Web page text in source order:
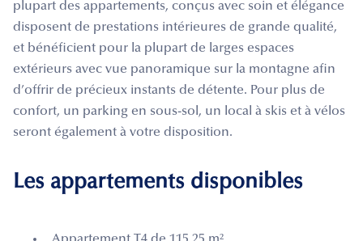
plupart des appartements, conçus avec soin et élégance
disposent de prestations intérieures de grande qualité,
et bénéficient pour la plupart de larges espaces
extérieurs avec vue panoramique sur la montagne afin
d’offrir de précieux instants de détente. Pour plus de
confort, un parking en sous-sol, un local à skis et à vélos
seront également à votre disposition.
Les appartements disponibles